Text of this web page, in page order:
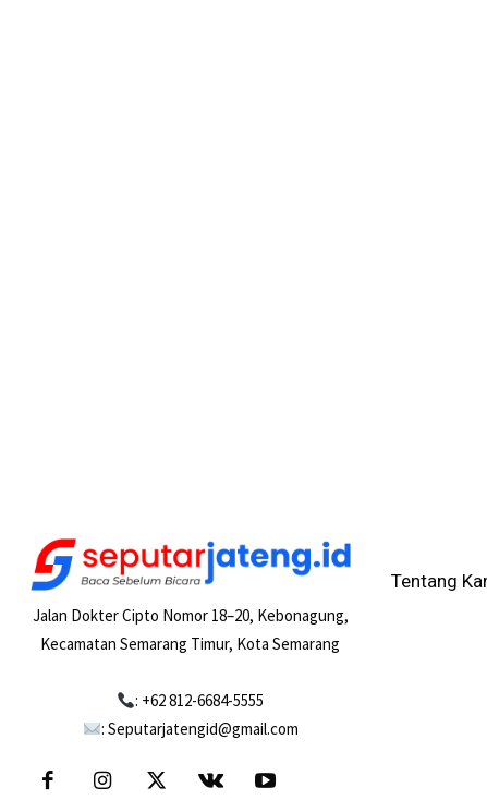
Jalan Dokter Cipto Nomor 18–20, Kebonagung,
Kecamatan Semarang Timur, Kota Semarang
: +62 812-6684-5555
: Seputarjatengid@gmail.com
Tentang